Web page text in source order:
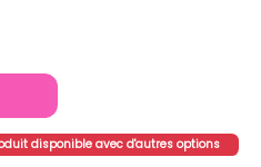
disponible avec d'autres options